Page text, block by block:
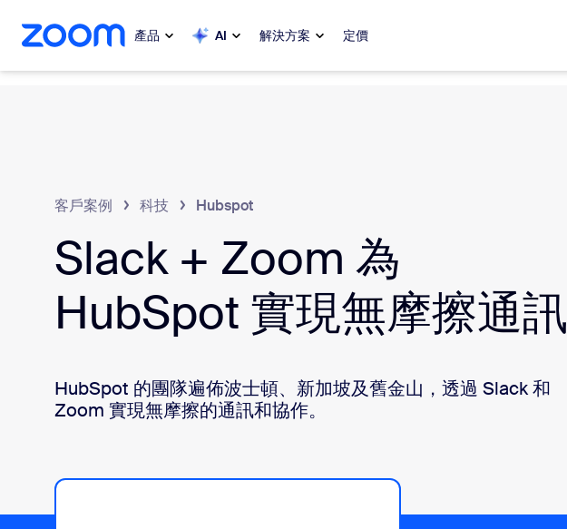
至主要內容
至協助聊天 產品 AI 解決方案 定價
Zoom 企業服務套組
Zoom 客戶體驗
Zoom AI
應用程式和整合功能
Phone
Contact Center
下載中心 +1.888.799.9666/+1.888.303.1012
客戶案例 科技 Hubspot
Slack + Zoom 為
HubSpot 實現無摩擦通訊
HubSpot 的團隊遍佈波士頓、新加坡及舊金山，透過 Slack 和
Zoom 實現無摩擦的通訊和協作。